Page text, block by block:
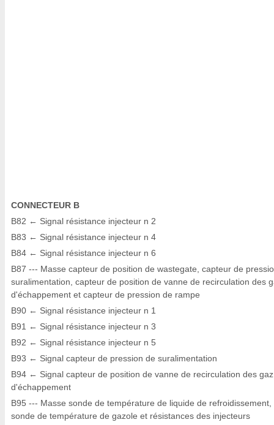
CONNECTEUR B
B82 ← Signal résistance injecteur n 2
B83 ← Signal résistance injecteur n 4
B84 ← Signal résistance injecteur n 6
B87 --- Masse capteur de position de wastegate, capteur de
suralimentation, capteur de position de vanne de recirculation des
d'échappement et capteur de pression de rampe
B90 ← Signal résistance injecteur n 1
B91 ← Signal résistance injecteur n 3
B92 ← Signal résistance injecteur n 5
B93 ← Signal capteur de pression de suralimentation
B94 ← Signal capteur de position de vanne de recirculation des gaz
d'échappement
B95 --- Masse sonde de température de liquide de refroidissement,
sonde de température de gazole et résistances des injecteurs